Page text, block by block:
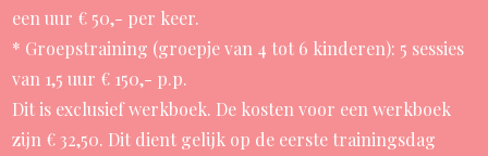
een uur € 50,- per keer.
* Groepstraining (groepje van 4 tot 6 kinderen): 5 sessies
van 1,5 uur € 150,- p.p.
Dit is exclusief werkboek. De kosten voor een werkboek
zijn € 32,50. Dit dient gelijk op de eerste trainingsdag